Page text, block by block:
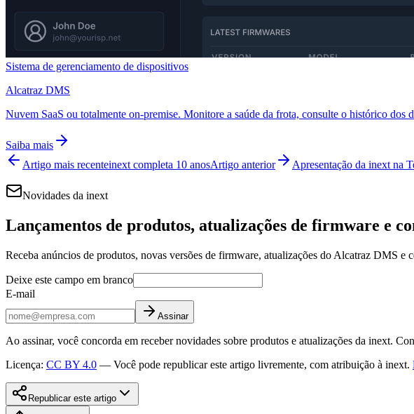
Sistema de gerenciamento de dispositivos
Alcatraz DMS
Nuvem SaaS ou totalmente on-premise. Monitore a saúde da frota, consulte o histórico
Saiba mais
Artigo mais recenteinext completa 10 anosArtigo anterior Apresentação da inext na
Novidades da inext
Lançamentos de produtos, atualizações de firmware e
Receba anúncios de produtos, novas versões de firmware, atualizações do Alcatraz DMS e
Deixe este campo em branco
E-mail
Assinar
Ao assinar, você concorda em receber novidades sobre produtos e atualizações da inext.
Licença: CC BY 4.0 — Você pode republicar este artigo livremente, com atribuição à inext.
Republicar este artigo